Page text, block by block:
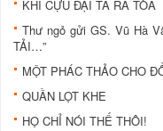
KHI CỰU ĐẠI TÁ RA TÒA
Thư ngỏ gửi GS. Vũ Hà
TẢI…”
MỘT PHÁC THẢO CHO
QUẦN LỌT KHE
HỌ CHỈ NÓI THẾ THÔI!